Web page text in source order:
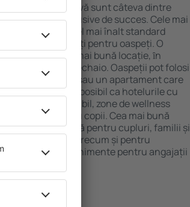
și o locație atractivă sunt câteva dintre
hotel All-Inclusive de succes. Cele mai
garantează cel mai înalt standard
largă de facilități pentru oaspeți. O
oferă cea mai bună locație, ȋn
distracţii din Lechaio. Oaspeții pot folosi
alege o cameră sau un apartament care
nevoilor lor. Este posibil ca hotelurile cu
un meniu variabil, zone de wellness
și activități pentru copii. Cea mai bună
o alegere perfectă pentru cupluri, familii și
de afaceri, precum și pentru
organizeze evenimente pentru angajații